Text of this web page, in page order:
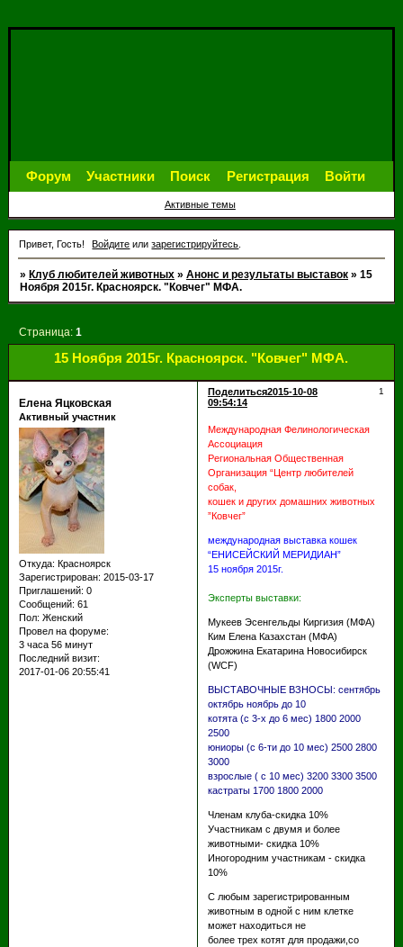
Форум Участники Поиск Регистрация Войти
Активные темы
Привет, Гость! Войдите илизарегистрируйтесь
»Клуб любителей животных »Анонс и результаты выставок »15
Ноября 2015г. Красноярск. "Ковчег" МФА.
15 Ноября 2015г. Красноярск. "Ковчег" МФА.
Страница:1
Поделиться 1
2015-10-08
09:54:14
Елена Яцковская
Активный участник
Откуда: Красноярск
Зарегистрирован: 2015-03-17
Приглашений: 0
Сообщений: 61
Пол: Женский
Провел на форуме:
3 часа 56 минут
Последний визит:
2017-01-06 20:55:41
Международная Фелинологическая
Ассоциация
Региональная Общественная
Организация “Центр любителей
собак,
кошек и других домашних животных
”Ковчег”
международная выставка кошек
“ЕНИСЕЙСКИЙ МЕРИДИАН”
15 ноября 2015г.
Эксперты выставки:
Мукеев Эсенгельды Киргизия (МФА)
Ким Елена Казахстан (МФА)
Дрожжина Екатарина Новосибирск
(WCF)
ВЫСТАВОЧНЫЕ ВЗНОСЫ: сентябрь
октябрь ноябрь до 10
котята (с 3-х до 6 мес) 1800 2000
2500
юниоры (с 6-ти до 10 мес) 2500 2800
3000
взрослые ( с 10 мес) 3200 3300 3500
кастраты 1700 1800 2000
Членам клуба-скидка 10%
Участникам с двумя и более
животными- скидка 10%
Иногородним участникам - скидка
10%
С любым зарегистрированным
животным в одной с ним клетке
может находиться не
более трех котят для продажи,со